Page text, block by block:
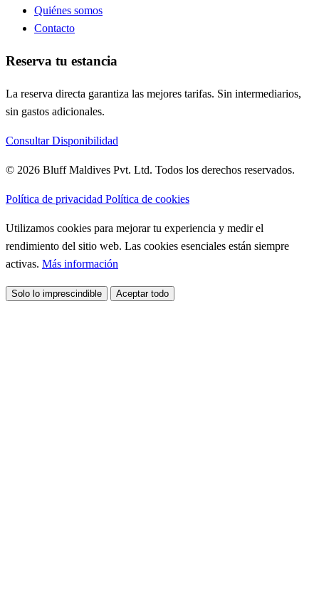
Quiénes somos
Contacto
Reserva tu estancia
La reserva directa garantiza las mejores tarifas. Sin intermediarios,
sin gastos adicionales.
Consultar Disponibilidad
© 2026 Bluff Maldives Pvt. Ltd. Todos los derechos reservados.
Política de privacidad Política de cookies
Utilizamos cookies para mejorar tu experiencia y medir el
rendimiento del sitio web. Las cookies esenciales están siempre
activas. Más información
Solo lo imprescindible Aceptar todo